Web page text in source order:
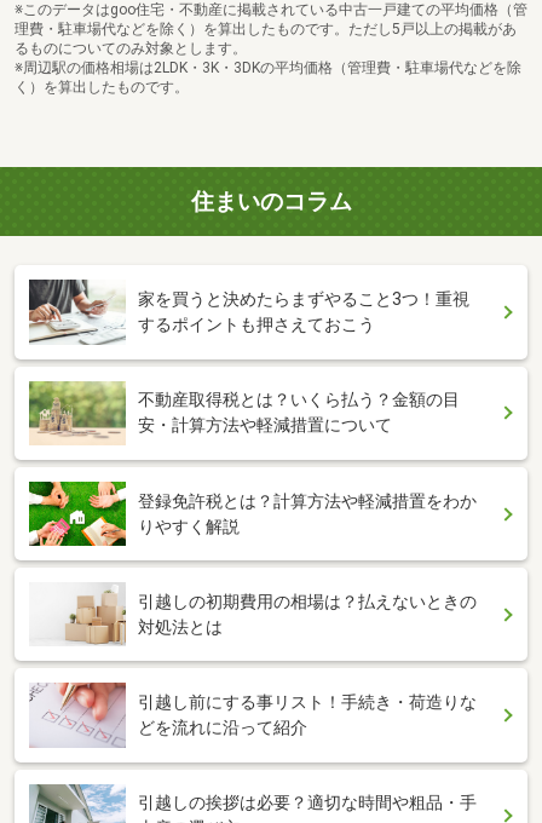
※このデータはgoo住宅・不動産に掲載されている中古一戸建ての平均価格（管
理費・駐車場代などを除く）を算出したものです。ただし5戸以上の掲載があ
るものについてのみ対象とします。
※周辺駅の価格相場は2LDK・3K・3DKの平均価格（管理費・駐車場代などを除
く）を算出したものです。
住まいのコラム
家を買うと決めたらまずやること3つ！重視
するポイントも押さえておこう
不動産取得税とは？いくら払う？金額の目
安・計算方法や軽減措置について
登録免許税とは？計算方法や軽減措置をわか
りやすく解説
引越しの初期費用の相場は？払えないときの
対処法とは
引越し前にする事リスト！手続き・荷造りな
どを流れに沿って紹介
引越しの挨拶は必要？適切な時間や粗品・手